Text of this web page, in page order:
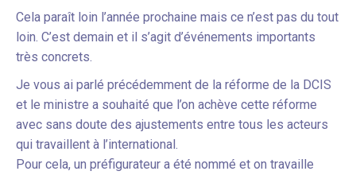
Cela paraît loin l’année prochaine mais ce n’est pas du tout
loin. C’est demain et il s’agit d’événements importants
très concrets.
Je vous ai parlé précédemment de la réforme de la DCIS
et le ministre a souhaité que l’on achève cette réforme
avec sans doute des ajustements entre tous les acteurs
qui travaillent à l’international.
Pour cela, un préfigurateur a été nommé et on travaille